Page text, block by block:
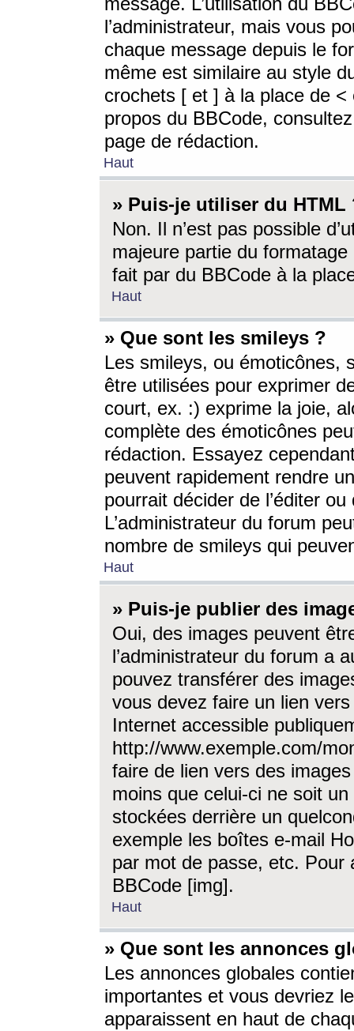
l’administrateur, mais vous
chaque message depuis le
même est similaire au style
crochets [ et ] à la place de <
propos du BBCode,
page de rédaction.
Haut
» Puis-je utiliser du HTML
Non. Il n’est pas possible
majeure partie du
fait par du BBCode à la
Haut
» Que sont les smileys ?
Les smileys, ou émoticônes,
être utilisées pour exprimer
court, ex. :) exprime la joie,
complète des émoticônes
rédaction. Essayez
peuvent rapidement rendre
pourrait décider de l’éditer
L’administrateur du forum
nombre de smileys qui
Haut
» Puis-je publier des
Oui, des images peuvent
l’administrateur du forum a
pouvez transférer des
vous devez faire un lien
Internet accessible
http://www.exemple.com/
faire de lien vers des
moins que celui-ci ne soit
stockées derrière un
exemple les boîtes e-mail
par mot de passe, etc. Pour
BBCode [img].
Haut
» Que sont les annonces
Les annonces globales
importantes et vous devriez
apparaissent en haut de